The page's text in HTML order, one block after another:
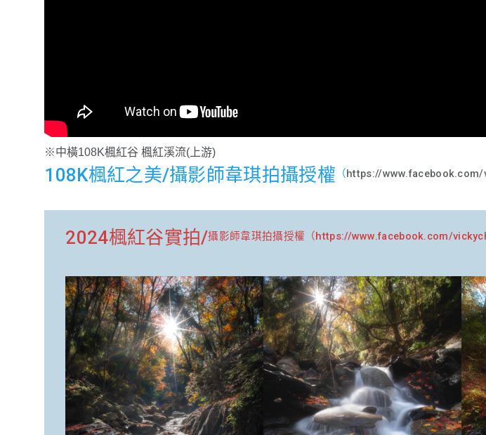
※中橫108K楓紅谷 楓紅溪流(上游)
108K楓紅之美/攝影師韋琪拍攝授權 （https://
2024楓紅谷實拍/攝影師韋琪拍攝授權（https://www.facebook.com/